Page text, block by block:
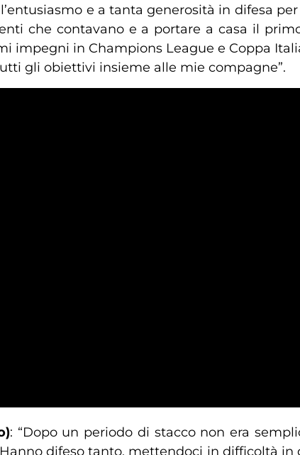
e a tanta generosità in difesa
che contavano e a portare a casa il
in Champions League e Coppa
gli obiettivi insieme alle mie compagne”.
: “Dopo un periodo di stacco non era
difeso tanto, mettendoci in difficoltà